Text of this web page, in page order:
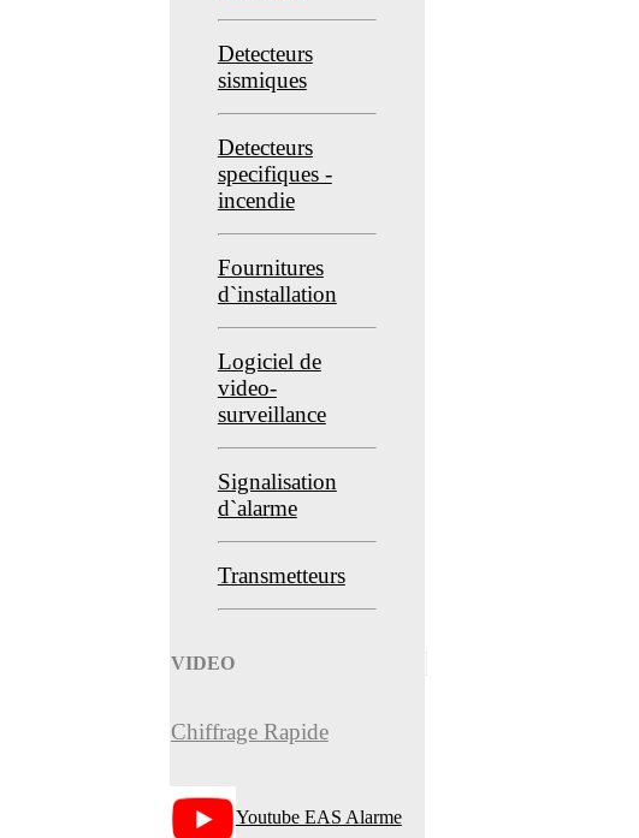
Detecteurs
sismiques
Detecteurs
specifiques -
incendie
Fournitures
d`installation
Logiciel de
video-
surveillance
Signalisation
d`alarme
Transmetteurs
VIDEO
Chiffrage Rapide
Youtube EAS Alarme